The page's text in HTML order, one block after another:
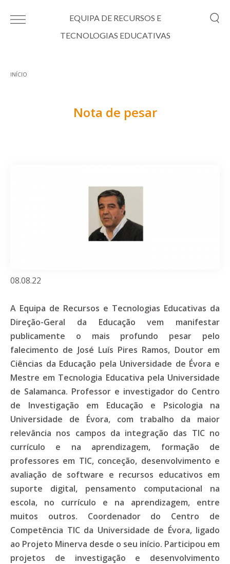
EQUIPA DE RECURSOS E
TECNOLOGIAS EDUCATIVAS
INÍCIO
Nota de pesar
08.08.22
A Equipa de Recursos e Tecnologias Educativas da
Direção-Geral da Educação vem manifestar
publicamente o mais profundo pesar pelo
falecimento de José Luís Pires Ramos, Doutor em
Ciências da Educação pela Universidade de Évora e
Mestre em Tecnologia Educativa pela Universidade
de Salamanca. Professor e investigador do Centro
de Investigação em Educação e Psicologia na
Universidade de Évora, com trabalho da maior
relevância nos campos da integração das TIC no
currículo e na aprendizagem, formação de
professores em TIC, conceção, desenvolvimento e
avaliação de software e recursos educativos em
suporte digital, pensamento computacional na
escola, no currículo e na aprendizagem, entre
muitos outros. Coordenador do Centro de
Competência TIC da Universidade de Évora, ligado
ao Projeto Minerva desde o seu início. Participou em
projetos de investigação e desenvolvimento